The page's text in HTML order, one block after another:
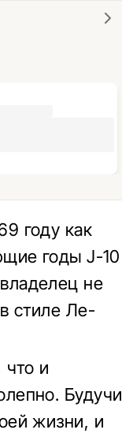
году как
годы J-10
не
стиле Ле-
и
Будучи
жизни, и